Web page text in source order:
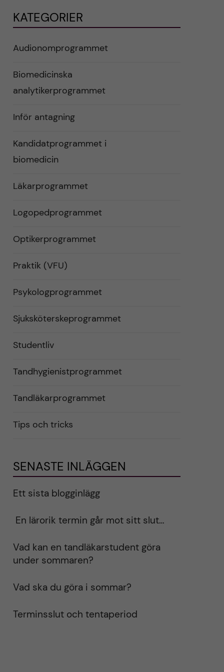
KATEGORIER
Audionomprogrammet
Biomedicinska
analytikerprogrammet
Inför antagning
Kandidatprogrammet i
biomedicin
Läkarprogrammet
Logopedprogrammet
Optikerprogrammet
Praktik (VFU)
Psykologprogrammet
Sjuksköterskeprogrammet
Studentliv
Tandhygienistprogrammet
Tandläkarprogrammet
Tips och tricks
SENASTE INLÄGGEN
Ett sista blogginlägg
En lärorik termin går mot sitt slut…
Vad kan en tandläkarstudent göra
under sommaren?
Vad ska du göra i sommar?
Terminsslut och tentaperiod